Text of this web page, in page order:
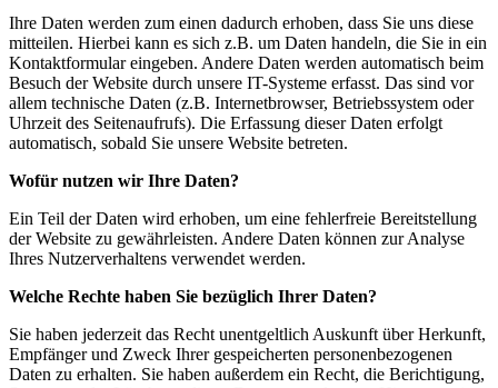
Ihre Daten werden zum einen dadurch erhoben, dass Sie uns diese
mitteilen. Hierbei kann es sich z.B. um Daten handeln, die Sie in ein
Kontaktformular eingeben. Andere Daten werden automatisch beim
Besuch der Website durch unsere IT-Systeme erfasst. Das sind vor
allem technische Daten (z.B. Internetbrowser, Betriebssystem oder
Uhrzeit des Seitenaufrufs). Die Erfassung dieser Daten erfolgt
automatisch, sobald Sie unsere Website betreten.
Wofür nutzen wir Ihre Daten?
Ein Teil der Daten wird erhoben, um eine fehlerfreie Bereitstellung
der Website zu gewährleisten. Andere Daten können zur Analyse
Ihres Nutzerverhaltens verwendet werden.
Welche Rechte haben Sie bezüglich Ihrer Daten?
Sie haben jederzeit das Recht unentgeltlich Auskunft über Herkunft,
Empfänger und Zweck Ihrer gespeicherten personenbezogenen
Daten zu erhalten. Sie haben außerdem ein Recht, die Berichtigung,